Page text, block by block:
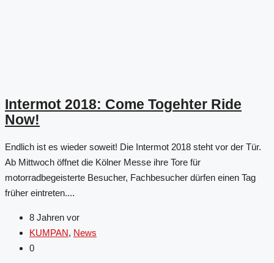
Intermot 2018: Come Togehter Ride
Now!
Endlich ist es wieder soweit! Die Intermot 2018 steht vor der Tür.
Ab Mittwoch öffnet die Kölner Messe ihre Tore für
motorradbegeisterte Besucher, Fachbesucher dürfen einen Tag
früher eintreten....
8 Jahren vor
KUMPAN, News
0